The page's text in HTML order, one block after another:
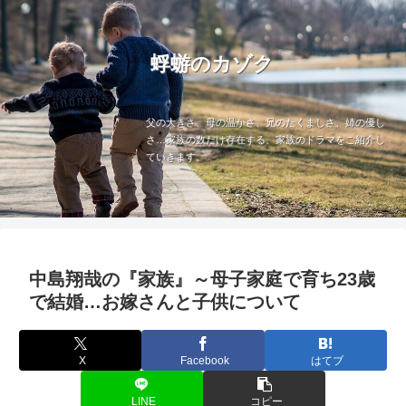
蜉蝣のカゾク
父の大きさ、母の温かさ、兄のたくましさ、姉の優し
さ…家族の数だけ存在する、家族のドラマをご紹介し
ていきます。
中島翔哉の『家族』～母子家庭で育ち23歳
で結婚…お嫁さんと子供について
X Facebook はてブ
LINE コピー